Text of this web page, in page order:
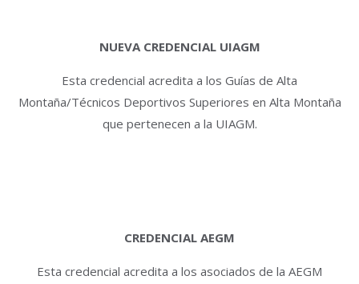
NUEVA CREDENCIAL UIAGM
Esta credencial acredita a los Guías de Alta
Montaña/Técnicos Deportivos Superiores en Alta Montaña
que pertenecen a la UIAGM.
CREDENCIAL AEGM
Esta credencial acredita a los asociados de la AEGM